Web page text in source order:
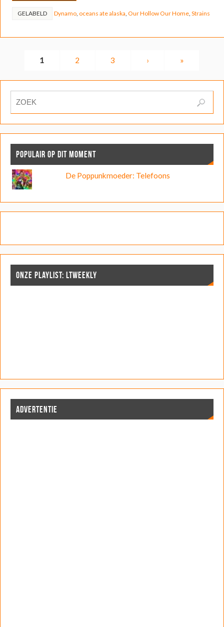
GELABELD Dynamo, oceans ate alaska Our Hollow Our Home, Strains
1 2 3 › »
POPULAIR OP DIT MOMENT
De Poppunkmoeder: Telefoons
ONZE PLAYLIST: LTWEEKLY
ADVERTENTIE